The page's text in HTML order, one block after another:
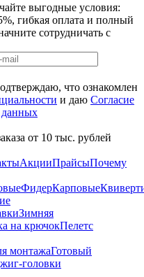
выгодные условия:
гибкая оплата и полный
сотрудничать с
что ознакомлен
и даю Согласие
данных
от 10 тыс. рублей
АкцииПрайсыПочему
ФидерКарповые
Зимняя
на крючокПелетс
монтажаГотовый
головки